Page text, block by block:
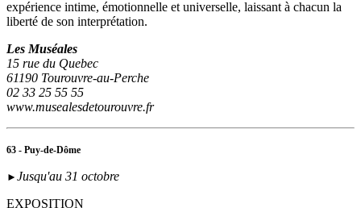
expérience intime, émotionnelle et universelle, laissant à chacun la
liberté de son interprétation.
Les Muséales
15 rue du Quebec
61190 Tourouvre-au-Perche
02 33 25 55 55
www.musealesdetourouvre.fr
63 - Puy-de-Dôme
► Jusqu'au 31 octobre
EXPOSITION